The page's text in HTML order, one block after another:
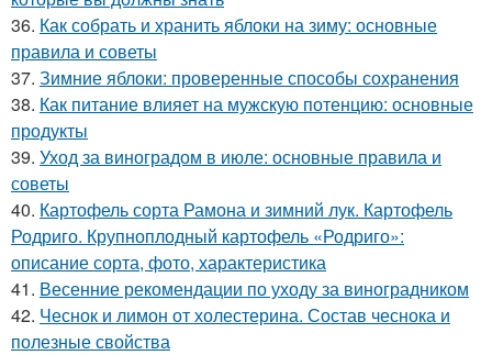
36. Как собрать и хранить яблоки на зиму: основные
правила и советы
37. Зимние яблоки: проверенные способы сохранения
38. Как питание влияет на мужскую потенцию: основные
продукты
39. Уход за виноградом в июле: основные правила и
советы
40. Картофель сорта Рамона и зимний лук. Картофель
Родриго. Крупноплодный картофель «Родриго»:
описание сорта, фото, характеристика
41. Весенние рекомендации по уходу за виноградником
42. Чеснок и лимон от холестерина. Состав чеснока и
полезные свойства